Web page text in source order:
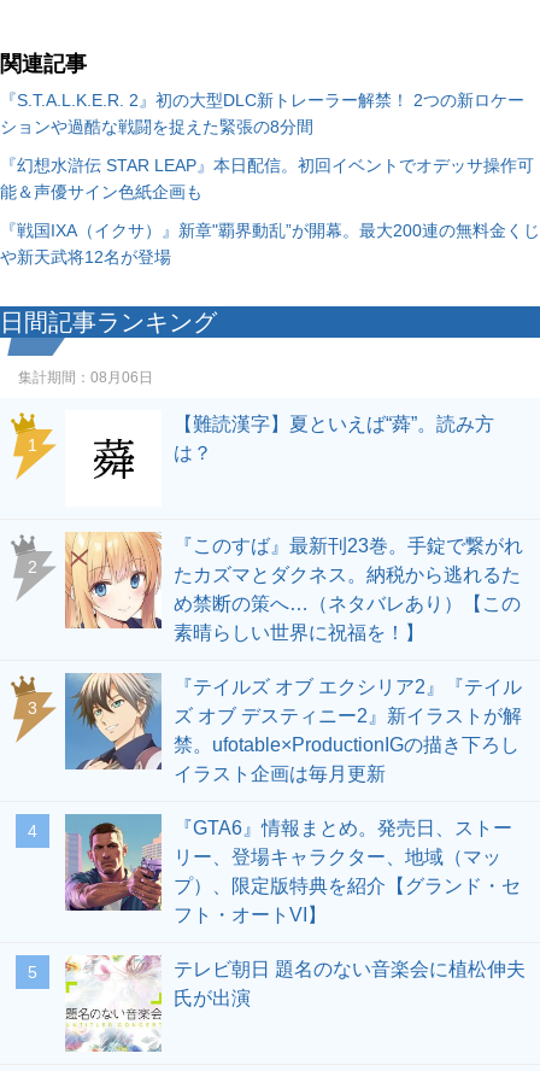
関連記事
『S.T.A.L.K.E.R. 2』初の大型DLC新トレーラー解禁！ 2つの新ロケー
ションや過酷な戦闘を捉えた緊張の8分間
『幻想水滸伝 STAR LEAP』本日配信。初回イベントでオデッサ操作可
能＆声優サイン色紙企画も
『戦国IXA（イクサ）』新章"覇界動乱”が開幕。最大200連の無料金くじ
や新天武将12名が登場
日間記事ランキング
集計期間： 08月06日
1
【難読漢字】夏といえば“蕣”。読み方
は？
2
『このすば』最新刊23巻。手錠で繋がれ
たカズマとダクネス。納税から逃れるた
め禁断の策へ…（ネタバレあり）【この
素晴らしい世界に祝福を！】
3
『テイルズ オブ エクシリア2』『テイル
ズ オブ デスティニー2』新イラストが解
禁。ufotable×ProductionIGの描き下ろし
イラスト企画は毎月更新
4
『GTA6』情報まとめ。発売日、ストー
リー、登場キャラクター、地域（マッ
プ）、限定版特典を紹介【グランド・セ
フト・オートVI】
5
テレビ朝日 題名のない音楽会に植松伸夫
氏が出演